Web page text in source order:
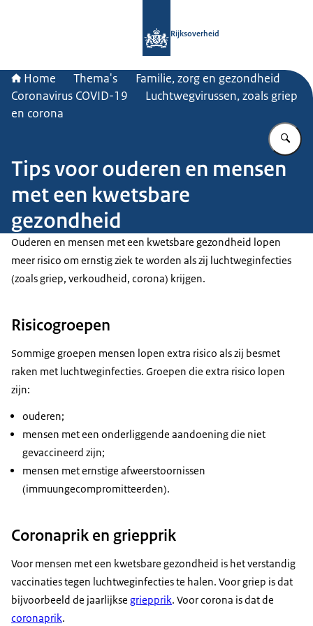
Rijksoverheid
Home Thema's
Familie, zorg en gezondheid
Coronavirus COVID-19
Luchtwegvirussen, zoals griep
en corona
Tips voor ouderen en mensen
met een kwetsbare
gezondheid
Ouderen en mensen met een kwetsbare gezondheid lopen
meer risico om ernstig ziek te worden als zij luchtweginfecties
(zoals griep, verkoudheid, corona) krijgen.
Risicogroepen
Sommige groepen mensen lopen extra risico als zij besmet
raken met luchtweginfecties. Groepen die extra risico lopen
zijn:
ouderen;
mensen met een onderliggende aandoening die niet
gevaccineerd zijn;
mensen met ernstige afweerstoornissen
(immuungecompromitteerden).
Coronaprik en griepprik
Voor mensen met een kwetsbare gezondheid is het verstandig
vaccinaties tegen luchtweginfecties te halen. Voor griep is dat
bijvoorbeeld de jaarlijkse griepprik. Voor corona is dat de
coronaprik.